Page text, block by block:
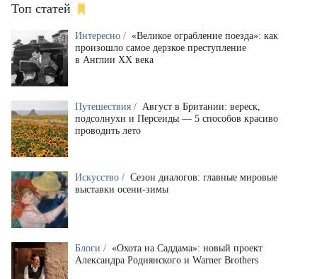
Топ статей
Интересно / «Великое ограбление поезда»: как
произошло самое дерзкое преступление
в Англии XX века
Путешествия / Август в Британии: вереск,
подсолнухи и Персеиды — 5 способов красиво
проводить лето
Искусство / Сезон диалогов: главные мировые
выставки осени-зимы
Блоги / «Охота на Саддама»: новый проект
Александра Роднянского и Warner Brothers